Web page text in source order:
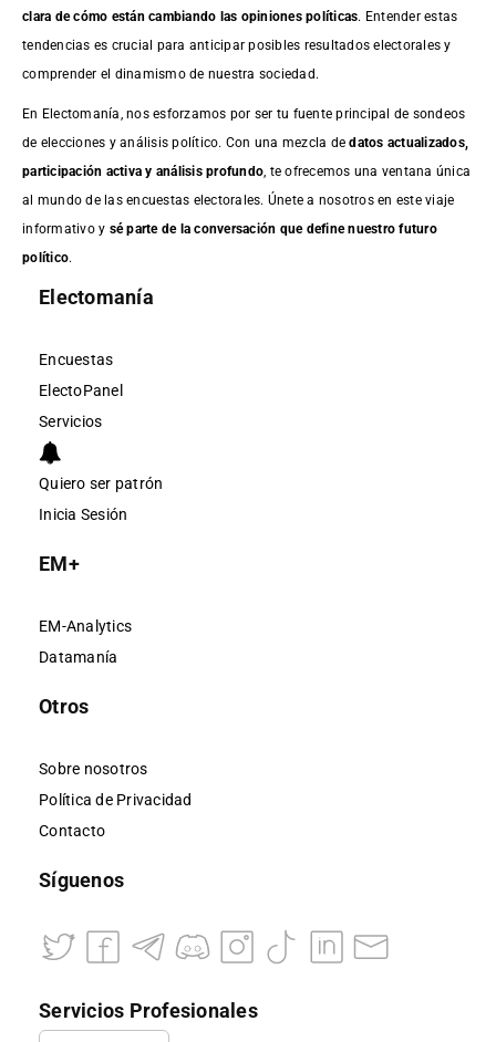
clara de cómo están cambiando las opiniones políticas. Entender estas
tendencias es crucial para anticipar posibles resultados electorales y
comprender el dinamismo de nuestra sociedad.
En Electomanía, nos esforzamos por ser tu fuente principal de sondeos
de elecciones y análisis político. Con una mezcla dedatos actualizados,
participación activa y análisis profundo , te ofrecemos una ventana única
al mundo de las encuestas electorales. Únete a nosotros en este viaje
informativo y sé parte de la conversación que define nuestro futuro
político.
Electomanía
Encuestas
ElectoPanel
Servicios
Quiero ser patrón
Inicia Sesión
EM+
EM-Analytics
Datamanía
Otros
Sobre nosotros
Política de Privacidad
Contacto
Síguenos
Servicios Profesionales